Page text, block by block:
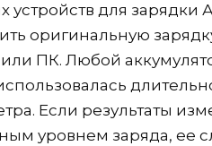
устройств для зарядки
оригинальную
или ПК. Любой
Если результаты
уровнем заряда, ее